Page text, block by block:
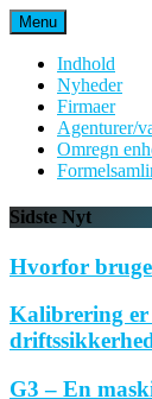
Spring
til
indhold
Menu
Indhold
Nyheder
Firmaer
Agenturer/
Omregn
Sidste Nyt
Hvorfor
Kalibrering er
G3 – En